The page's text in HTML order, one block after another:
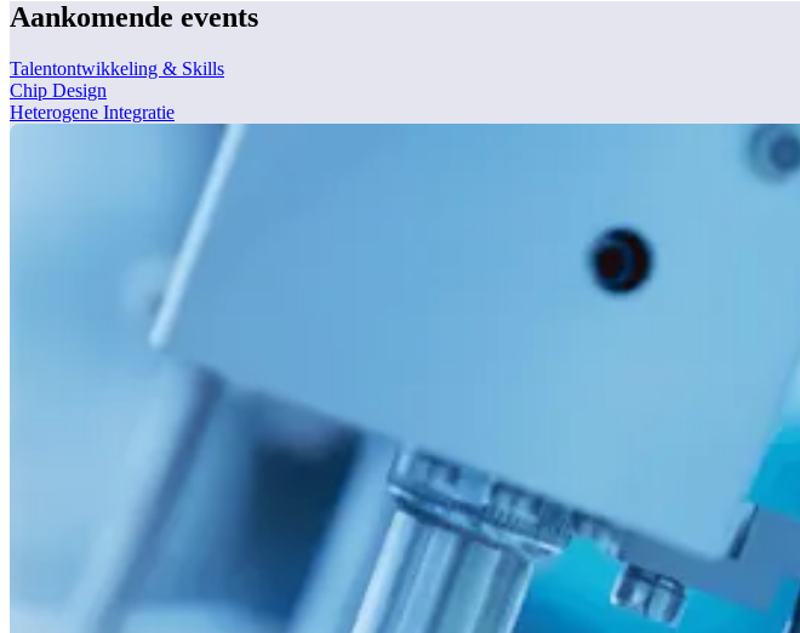
Aankomende events
Talentontwikkeling & Skills
Chip Design
Heterogene Integratie